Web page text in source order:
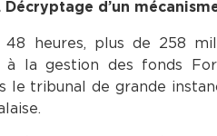
Décryptage d’un
48 heures, plus de 258
à la gestion des fonds
le tribunal de grande